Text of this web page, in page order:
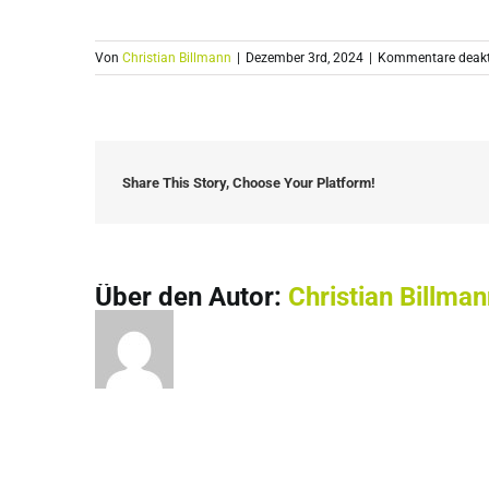
Von Christian Billmann Dezember 3rd, 2024 Kommentare
Share This Story, Choose Your Platform!
Über den Autor: Christian